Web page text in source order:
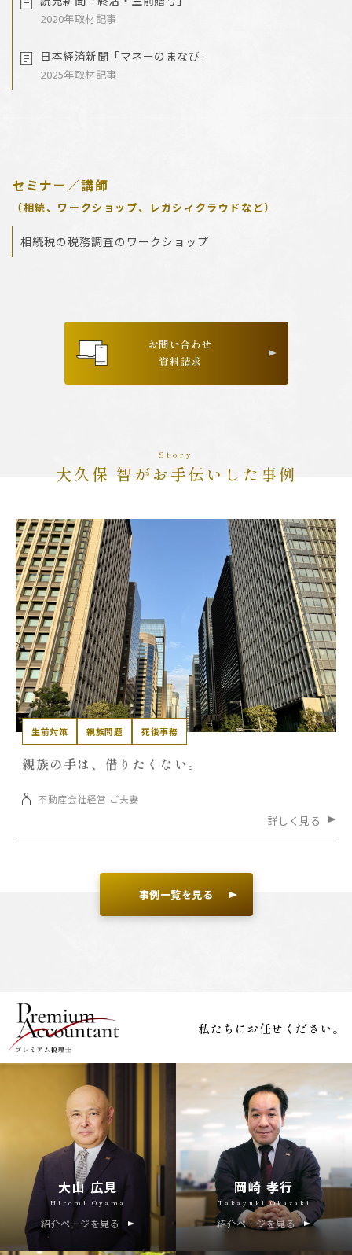
2020年取材記事
日本経済新聞「マネーのまなび」
2025年取材記事
セミナー／講師
（相続、ワークショップ、レガシィクラウドなど）
相続税の税務調査のワークショップ
お問い合わせ
資料請求
Story
大久保 智がお手伝いした事例
生前対策 親族問題 死後事務
親族の手は、借りたくない。
不動産会社経営 ご夫妻
詳しく見る
事例一覧を見る
私たちにお任せください。
大山 広見
Hiromi Oyama
紹介ページを見る
岡崎 孝行
Takayuki Okazaki
紹介ページを見る